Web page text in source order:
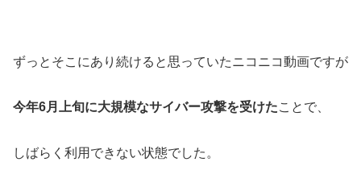
ずっとそこにあり続けると思っていたニコニコ動画ですが
今年6月上旬に大規模なサイバー攻撃を受けたことで、
しばらく利用できない状態でした。